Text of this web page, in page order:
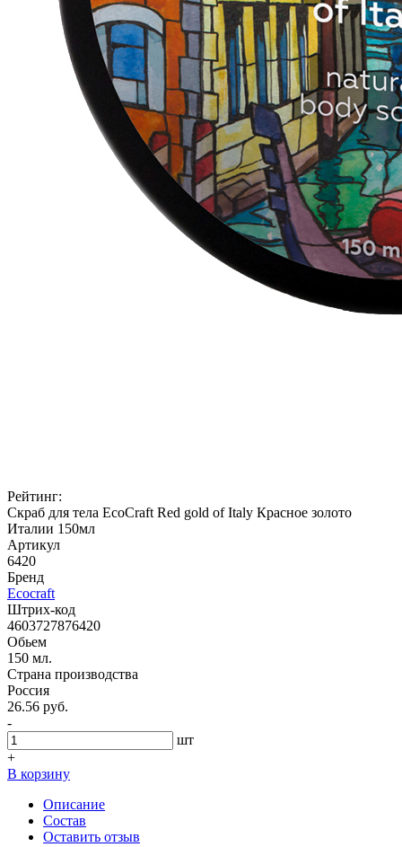
Рейтинг:
Скраб для тела EcoCraft Red gold of Italy Красное золото
Италии 150мл
Артикул
6420
Бренд
Ecocraft
Штрих-код
4603727876420
Обьем
150 мл.
Страна производства
Россия
26.56 руб.
-
шт
+
В корзину
Описание
Состав
Оставить отзыв